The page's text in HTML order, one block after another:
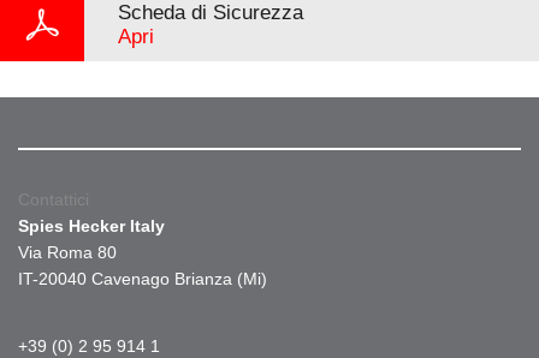
Scheda di Sicurezza
Apri
Contattici
Spies Hecker Italy
Via Roma 80
IT-20040 Cavenago Brianza (Mi)
+39 (0) 2 95 914 1